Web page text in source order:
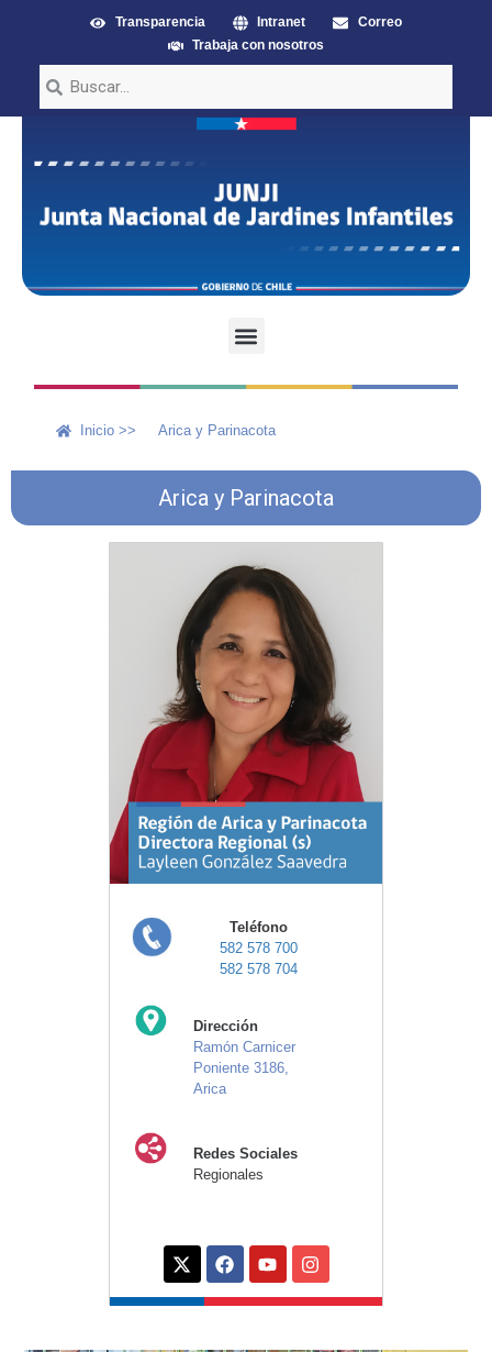
Transparencia Intranet
Correo
Trabaja con nosotros
Inicio >> Arica y Parinacota
Arica y Parinacota
Teléfono
582 578 700
582 578 704
Dirección
Ramón Carnicer
Poniente 3186,
Arica
Redes Sociales
Regionales